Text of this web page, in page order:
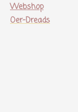
Webshop
Oer-Dreads